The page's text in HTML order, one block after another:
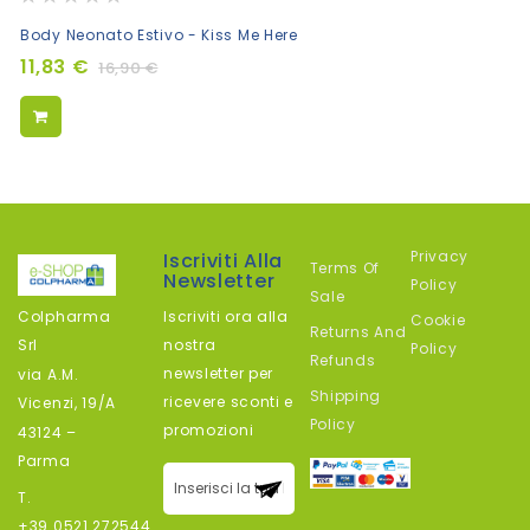
Body Neonato Estivo - Kiss Me Here
11,83 € 16,90 €
Aggiungi
al
Colpharma
Srl
via A.M.
Vicenzi, 19/A
43124 –
Parma
T.
+39.0521.272544
Iscriviti Alla
Newsletter
Iscriviti ora alla
nostra
newsletter per
ricevere sconti e
promozioni
Iscriviti alla
nostra
Terms Of
Sale
Returns And
Refunds
Shipping
Policy
Privacy
Policy
Cookie
Policy